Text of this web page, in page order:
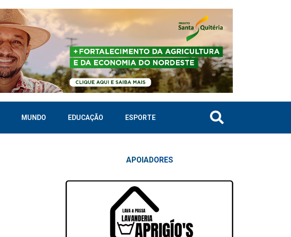
MUNDO EDUCAÇÃO ESPORTE
APOIADORES